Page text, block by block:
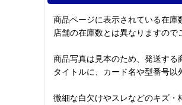
商品ページに表示されている在庫
店舗の在庫数とは異なりますので
商品写真は見本のため、発送する
タイトルに、カード名や型番号以
微細な白欠けやスレなどのキズ